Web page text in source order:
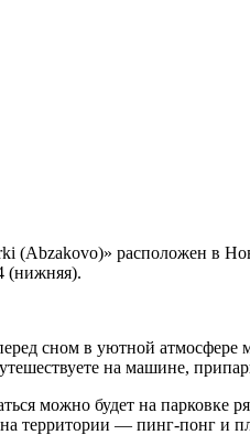
(Abzakovo)» расположен в
(нижняя).
сном в уютной
на машине,
можно будет на
территории — пинг-понг и